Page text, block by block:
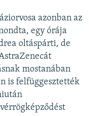
azonban az
egy órája
oltáspárti, de
mostanában
is felfüggesztették